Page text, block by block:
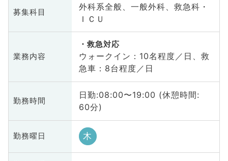
募集科目
外科系全般、一般外科、救急科・
ＩＣＵ
業務内容
救急対応
ウォークイン：10名程度／日、救
急車：8台程度／日
勤務時間
日勤:08:00〜19:00 (休憩時間:
60分)
勤務曜日 木